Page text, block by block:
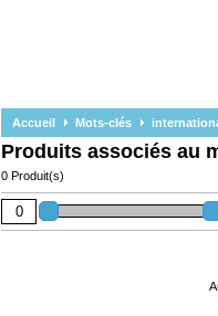
Accueil Mots-clés
Produits associés au
0 Produit(s)